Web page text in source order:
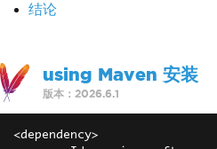
结论
using Maven 安装
版本：2026.6.1
<dependency>